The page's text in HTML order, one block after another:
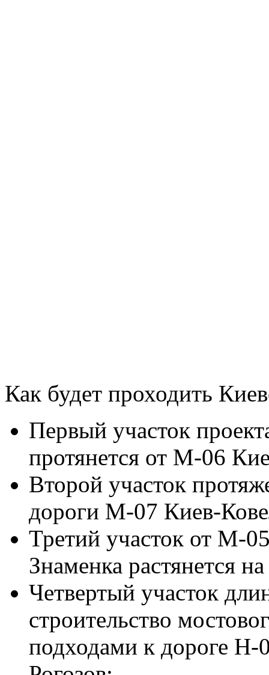
Как будет проходить
Первый участок
протянется от М-06
Второй участок
дороги М-07 Киев-
Третий участок от М-
Знаменка растянется
Четвертый участок
строительство
подходами к дороге Н-